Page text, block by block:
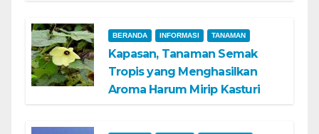
BERANDA INFORMASI TANAMAN
Kapasan, Tanaman Semak
Tropis yang Menghasilkan
Aroma Harum Mirip Kasturi